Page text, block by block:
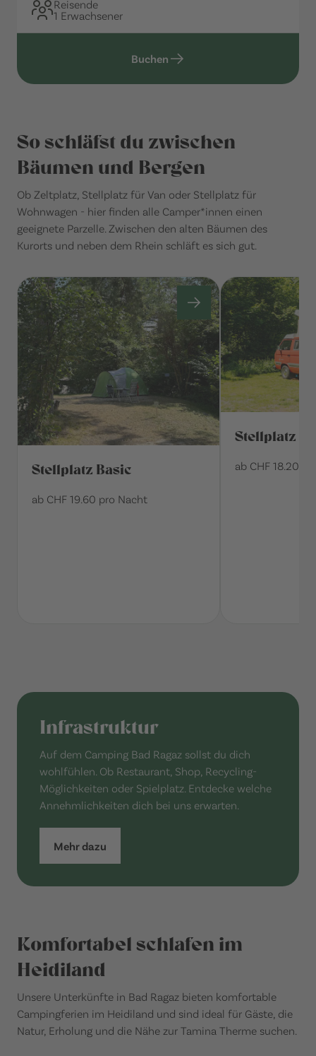
Reisende
1 Erwachsener
Buchen
So schläfst du zwischen
Bäumen und Bergen
Ob Zeltplatz, Stellplatz für Van oder Stellplatz für
Wohnwagen - hier finden alle Camper*innen einen
geeignete Parzelle. Zwischen den alten Bäumen des
Kurorts und neben dem Rhein schläft es sich gut.
Stellplatz Basic
ab CHF 19.60 pro Nacht
Stellplatz
ab CHF 18.20
Infrastruktur
Auf dem Camping Bad Ragaz sollst du dich
wohlfühlen. Ob Restaurant, Shop, Recycling-
Möglichkeiten oder Spielplatz. Entdecke welche
Annehmlichkeiten dich bei uns erwarten.
Mehr dazu
Komfortabel schlafen im
Heidiland
Unsere Unterkünfte in Bad Ragaz bieten komfortable
Campingferien im Heidiland und sind ideal für Gäste, die
Natur, Erholung und die Nähe zur Tamina Therme suchen.